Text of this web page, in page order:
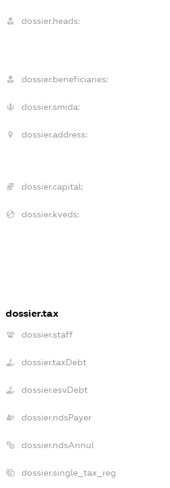
dossier.heads:
dossier.beneficiaries:
dossier.smida:
dossier.address:
dossier.capital:
dossier.kveds:
dossier.tax
dossier.staff
dossier.taxDebt
dossier.esvDebt
dossier.ndsPayer
dossier.ndsAnnul
dossier.single_tax_reg